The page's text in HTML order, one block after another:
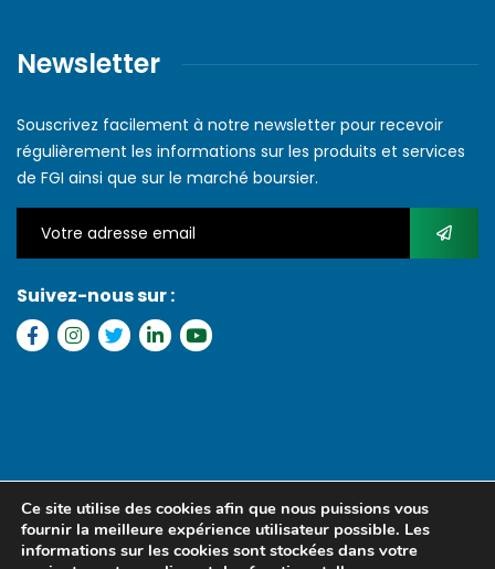
Newsletter
Souscrivez facilement à notre newsletter pour recevoir
régulièrement les informations sur les produits et services
de FGI ainsi que sur le marché boursier.
Suivez-nous sur :
MEDIA SENEGAL
Ce site utilise des cookies afin que nous puissions vous
fournir la meilleure expérience utilisateur possible. Les
informations sur les cookies sont stockées dans votre